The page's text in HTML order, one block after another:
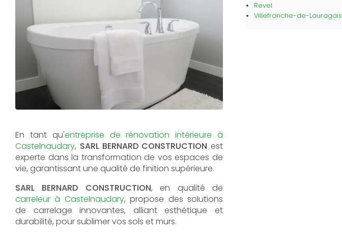
En tant qu'entreprise de rénovation intérieure à
Castelnaudary, SARL BERNARD CONSTRUCTION est
experte dans la transformation de vos espaces de
vie, garantissant une qualité de finition supérieure.
SARL BERNARD CONSTRUCTION, en qualité de
carreleur à Castelnaudary, propose des solutions
de carrelage innovantes, alliant esthétique et
durabilité, pour sublimer vos sols et murs.
Revel
Villefranche-de-Lauragais